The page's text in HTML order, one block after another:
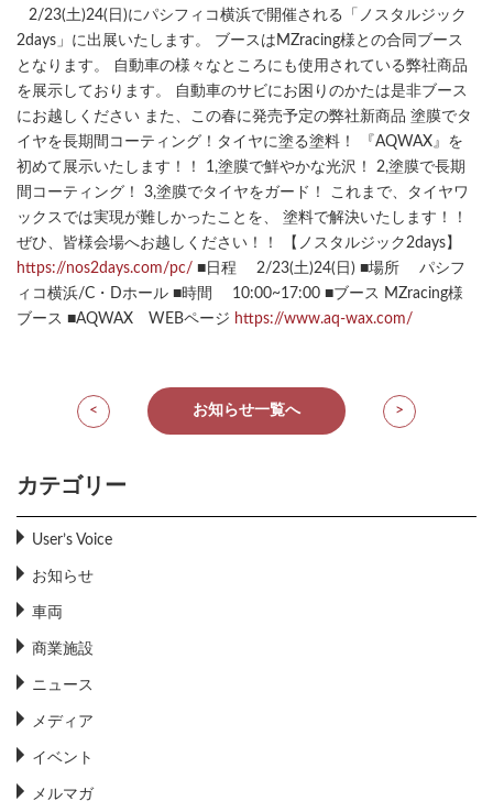
2/23(土)24(日)にパシフィコ横浜で開催される「ノスタルジック
2days」に出展いたします。 ブースはMZracing様との合同ブース
となります。 自動車の様々なところにも使用されている弊社商品
を展示しております。 自動車のサビにお困りのかたは是非ブース
にお越しください また、この春に発売予定の弊社新商品 塗膜でタ
イヤを長期間コーティング！タイヤに塗る塗料！ 『AQWAX』を
初めて展示いたします！！ 1,塗膜で鮮やかな光沢！ 2,塗膜で長期
間コーティング！ 3,塗膜でタイヤをガード！ これまで、タイヤワ
ックスでは実現が難しかったことを、 塗料で解決いたします！！
ぜひ、皆様会場へお越しください！！ 【ノスタルジック2days】
https://nos2days.com/pc/ ■日程 2/23(土)24(日) ■場所 パシフ
ィコ横浜/C・Dホール ■時間 10:00~17:00 ■ブース MZracing様
ブース ■AQWAX WEBページ https://www.aq-wax.com/
< お知らせ一覧へ >
カテゴリー
User’s Voice
お知らせ
車両
商業施設
ニュース
メディア
イベント
メルマガ